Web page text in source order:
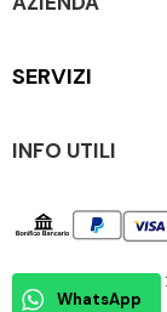
SERVIZI
INFO UTILI
Copyright © 2015 -
WhatsApp